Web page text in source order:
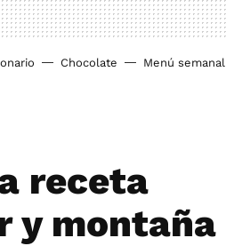
Chocolate Menú semanal
receta
y montaña